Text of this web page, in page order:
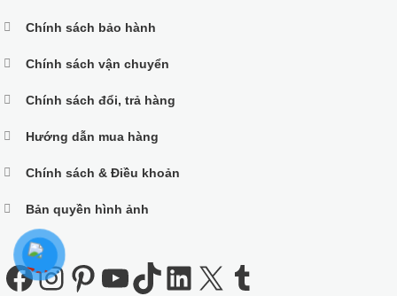
Chính sách bảo hành
Chính sách vận chuyển
Chính sách đổi, trả hàng
Hướng dẫn mua hàng
Chính sách & Điều khoản
Bản quyền hình ảnh
Facebook
Instagram
Pinterest
Youtube
TikTok
LinkedIn
X Tumblr